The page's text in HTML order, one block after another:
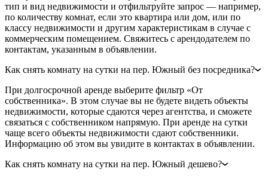
тип и вид недвижимости и отфильтруйте запрос — например,
по количеству комнат, если это квартира или дом, или по
классу недвижимости и другим характеристикам в случае с
коммерческим помещением. Свяжитесь с арендодателем по
контактам, указанным в объявлении.
Как снять комнату на сутки на пер. Южный без посредника?
При долгосрочной аренде выберите фильтр «От
собственника». В этом случае вы не будете видеть объекты
недвижимости, которые сдаются через агентства, и сможете
связаться с собственником напрямую. При аренде на сутки
чаще всего объекты недвижимости сдают собственники.
Информацию об этом вы увидите в контактах в объявлении.
Как снять комнату на сутки на пер. Южный дешево?